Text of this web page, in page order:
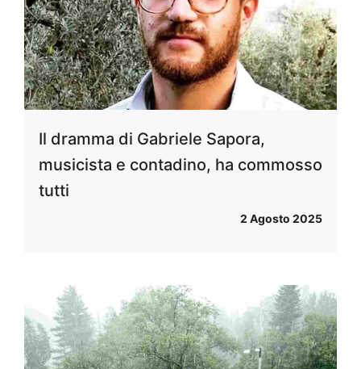
Il dramma di Gabriele Sapora,
musicista e contadino, ha commosso
tutti
2 Agosto 2025